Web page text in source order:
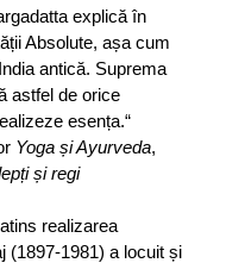
explică în
Absolute, așa cum
antică. Suprema
astfel de orice
esența.“
Yoga și Ayurveda,
și regi
realizarea
(1897-1981) a locuit și